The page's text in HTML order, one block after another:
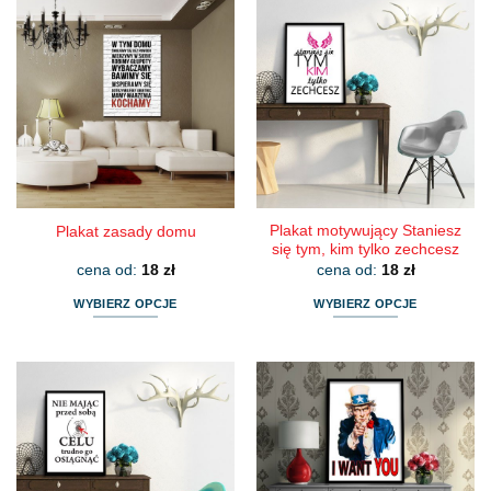
Plakat zasady domu
cena od: 18 zł
WYBIERZ OPCJE
wiele
wariantów.
Opcje
można
Plakat motywujący Staniesz
się tym, kim tylko zechcesz
cena od: 18 zł
WYBIERZ OPCJE
ma
wiele
wariantów.
Opcje
można